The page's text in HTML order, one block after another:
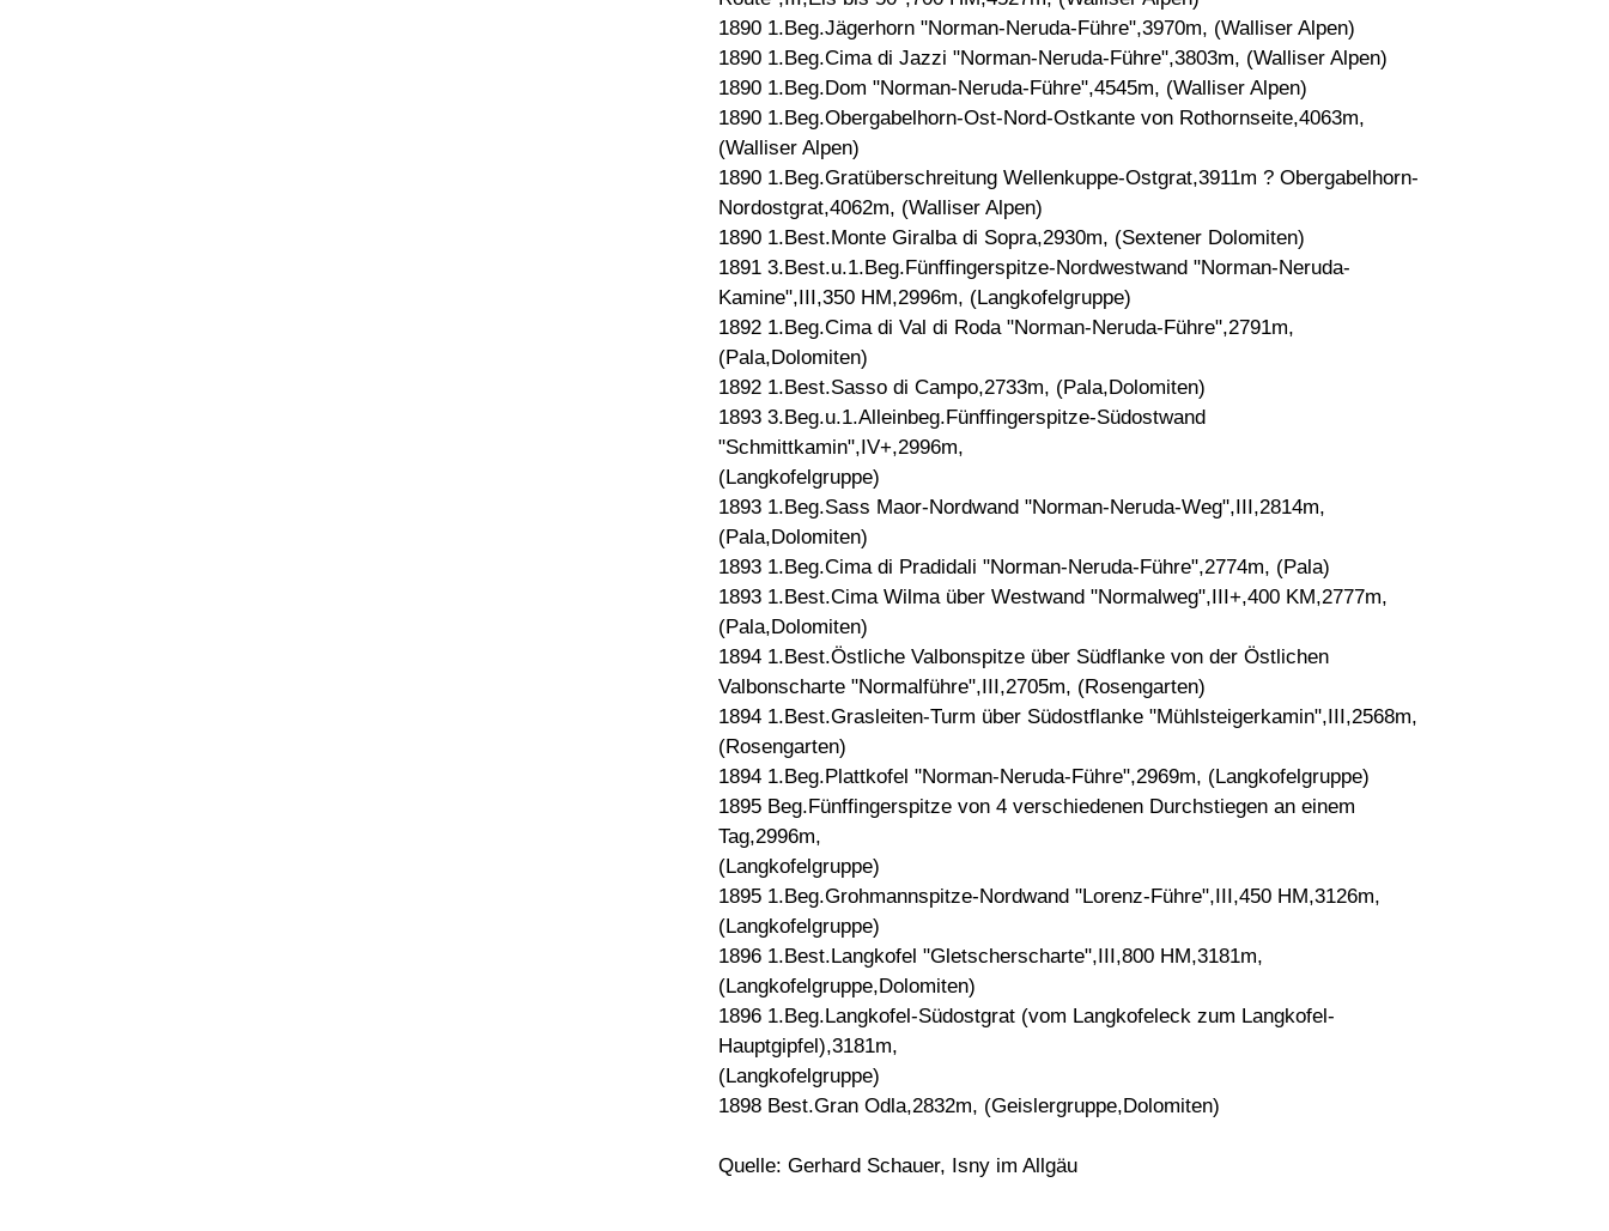
1890 1.Beg.Jägerhorn "Norman-Neruda-Führe",3970m, (Walliser Alpen)
1890 1.Beg.Cima di Jazzi "Norman-Neruda-Führe",3803m, (Walliser Alpen)
1890 1.Beg.Dom "Norman-Neruda-Führe",4545m, (Walliser Alpen)
1890 1.Beg.Obergabelhorn-Ost-Nord-Ostkante von Rothornseite,4063m,
(Walliser Alpen)
1890 1.Beg.Gratüberschreitung Wellenkuppe-Ostgrat,3911m ? Obergabelhorn-
Nordostgrat,4062m, (Walliser Alpen)
1890 1.Best.Monte Giralba di Sopra,2930m, (Sextener Dolomiten)
1891 3.Best.u.1.Beg.Fünffingerspitze-Nordwestwand "Norman-Neruda-
Kamine",III,350 HM,2996m, (Langkofelgruppe)
1892 1.Beg.Cima di Val di Roda "Norman-Neruda-Führe",2791m,
(Pala,Dolomiten)
1892 1.Best.Sasso di Campo,2733m, (Pala,Dolomiten)
1893 3.Beg.u.1.Alleinbeg.Fünffingerspitze-Südostwand
"Schmittkamin",IV+,2996m,
(Langkofelgruppe)
1893 1.Beg.Sass Maor-Nordwand "Norman-Neruda-Weg",III,2814m,
(Pala,Dolomiten)
1893 1.Beg.Cima di Pradidali "Norman-Neruda-Führe",2774m, (Pala)
1893 1.Best.Cima Wilma über Westwand "Normalweg",III+,400 KM,2777m,
(Pala,Dolomiten)
1894 1.Best.Östliche Valbonspitze über Südflanke von der Östlichen
Valbonscharte "Normalführe",III,2705m, (Rosengarten)
1894 1.Best.Grasleiten-Turm über Südostflanke "Mühlsteigerkamin",III,2568m,
(Rosengarten)
1894 1.Beg.Plattkofel "Norman-Neruda-Führe",2969m, (Langkofelgruppe)
1895 Beg.Fünffingerspitze von 4 verschiedenen Durchstiegen an einem
Tag,2996m,
(Langkofelgruppe)
1895 1.Beg.Grohmannspitze-Nordwand "Lorenz-Führe",III,450 HM,3126m,
(Langkofelgruppe)
1896 1.Best.Langkofel "Gletscherscharte",III,800 HM,3181m,
(Langkofelgruppe,Dolomiten)
1896 1.Beg.Langkofel-Südostgrat (vom Langkofeleck zum Langkofel-
Hauptgipfel),3181m,
(Langkofelgruppe)
1898 Best.Gran Odla,2832m, (Geislergruppe,Dolomiten)
Quelle: Gerhard Schauer, Isny im Allgäu